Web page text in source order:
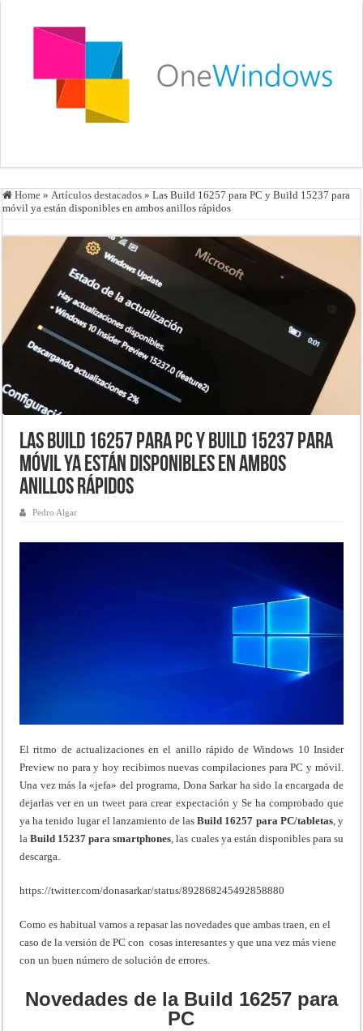
Home » Artículos destacados » Las Build 16257 para PC y Build 15237 para
móvil ya están disponibles en ambos anillos rápidos
Las Build 16257 para PC y Build 15237 para
móvil ya están disponibles en ambos
anillos rápidos
Pedro Algar
El ritmo de actualizaciones en el anillo rápido de Windows 10 Insider
Preview no para y hoy recibimos nuevas compilaciones para PC y móvil.
Una vez más la «jefa» del programa, Dona Sarkar ha sido la encargada de
dejarlas ver en untweetpara crear expectación y Se ha comprobado que
ya ha tenido lugar el lanzamiento de lasBuild 16257 para PC/tabletas, y
laBuild 15237 para smartphones, las cuales ya están disponibles para su
descarga.
https://twitter.com/donasarkar/status/892868245492858880
Como es habitual vamos a repasar las novedades que ambas traen, en el
caso de la versión de PC con cosas interesantes y que una vez más viene
con un buen número de solución de errores.
Novedades de la Build 16257 para
PC